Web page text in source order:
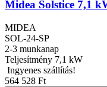
Midea Solstice 7,1
MIDEA
SOL-24-SP
2-3 munkanap
Teljesítmény 7,1 kW
Ingyenes szállítás!
564 528 Ft